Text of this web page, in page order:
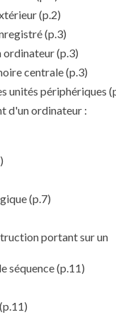
(p.2)
(p.3)
ordinateur(p.3)
centrale(p.3)
unités périphériques
d'un ordinateur :
(p.7)
portant sur un
séquence(p.11)
(p.11)